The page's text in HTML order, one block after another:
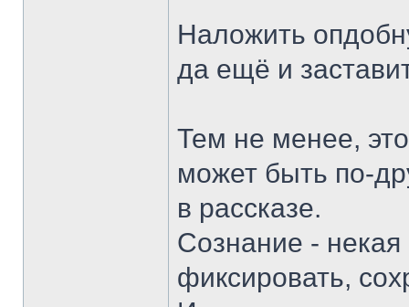
Наложить
да ещё и
Тем не менее,
может быть по-
в рассказе.
Сознание -
фиксировать,